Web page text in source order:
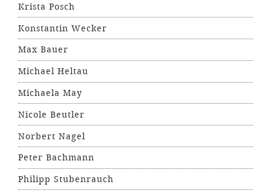
Krista Posch
Konstantin Wecker
Max Bauer
Michael Heltau
Michaela May
Nicole Beutler
Norbert Nagel
Peter Bachmann
Philipp Stubenrauch